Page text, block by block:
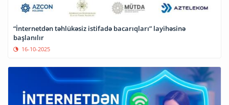
“İnternetdən təhlükəsiz istifadə bacarıqları” layihəsinə
başlanılır
16-10-2025